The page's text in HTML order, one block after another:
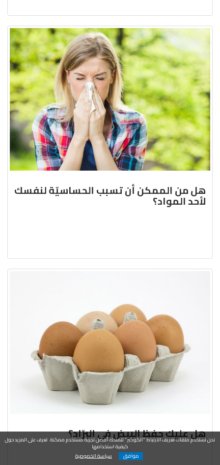
هل من الممكن أن تسبب الحساسيّة لنفسك
لأحد المواد؟
هل عليك حفظ البيض في البرّاد؟
نحن نستخدم ملفات تعريف الارتباط "الكوكيز" لنمنحك أفضل تجربة مستخدم ممكنة. تعرف على المزيد حول
كيفية استخدامها
موافق
سياسة الخصوصية